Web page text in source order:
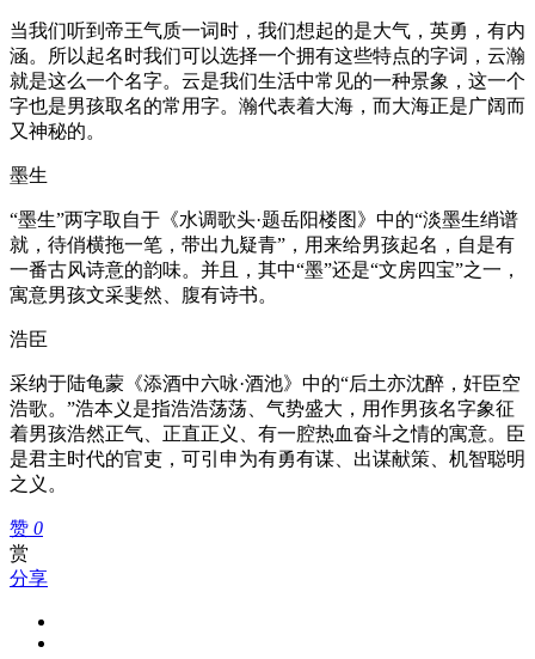
当我们听到帝王气质一词时，我们想起的是大气，英勇，有内
涵。所以起名时我们可以选择一个拥有这些特点的字词，云瀚
就是这么一个名字。云是我们生活中常见的一种景象，这一个
字也是男孩取名的常用字。瀚代表着大海，而大海正是广阔而
又神秘的。
墨生
“墨生”两字取自于《水调歌头·题岳阳楼图》中的“淡墨生绡谱
就，待俏横拖一笔，带出九疑青”，用来给男孩起名，自是有
一番古风诗意的韵味。并且，其中“墨”还是“文房四宝”之一，
寓意男孩文采斐然、腹有诗书。
浩臣
采纳于陆龟蒙《添酒中六咏·酒池》中的“后土亦沈醉，奸臣空
浩歌。”浩本义是指浩浩荡荡、气势盛大，用作男孩名字象征
着男孩浩然正气、正直正义、有一腔热血奋斗之情的寓意。臣
是君主时代的官吏，可引申为有勇有谋、出谋献策、机智聪明
之义。
赞 0
赏
分享